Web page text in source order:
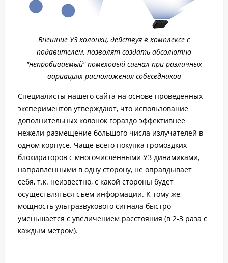
Внешние УЗ колонки, действуя в комплексе с
подавителем, позволят создать абсолютно
"непробиваемый" помеховый сигнал при различных
вариациях расположения собеседников
Специалисты нашего сайта на основе проведенных
экспериментов утверждают, что использование
дополнительных колонок гораздо эффективнее
нежели размещение большого числа излучателей в
одном корпусе. Чаще всего покупка громоздких
блокираторов с многочисленными УЗ динамиками,
направленными в одну сторону, не оправдывает
себя, т.к. неизвестно, с какой стороны будет
осуществляться съем информации. К тому же,
мощность ультразвукового сигнала быстро
уменьшается с увеличением расстояния (в 2-3 раза с
каждым метром).